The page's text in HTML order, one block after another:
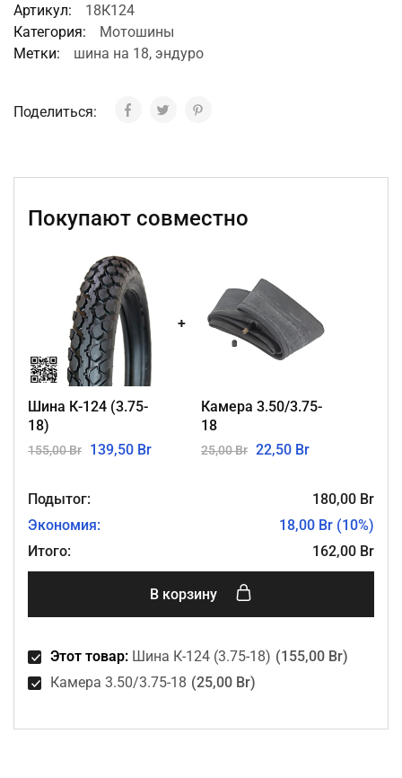
l
t
e
a
Артикул:
18К124
Категория:
Мотошины
Метки:
шина на 18, эндуро
Поделиться:
Покупают совместно
Шина К-124 (3.75-
18)
155,00Br 139,50 Br
Камера 3.50/3.75-
18
25,00Br 22,50 Br
Подытог: 180,00 Br
Экономия:
18,00 Br (10%)
Итого:
162,00 Br
В корзину
Этот товар: Шина К-124 (3.75-18) (155,00 Br)
Камера 3.50/3.75-18 (25,00 Br)